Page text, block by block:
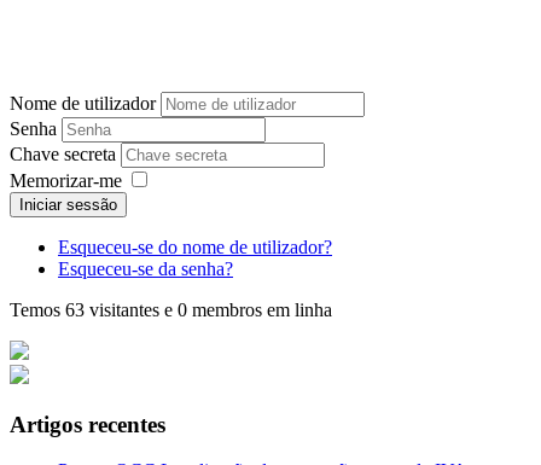
Nome de utilizador
Senha
Chave secreta
Memorizar-me
Iniciar sessão
Esqueceu-se do nome de utilizador?
Esqueceu-se da senha?
Temos 63 visitantes e 0 membros em linha
Artigos recentes